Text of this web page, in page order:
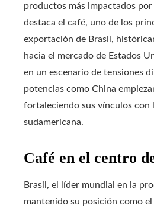
productos más impactados por
destaca el café, uno de los
exportación de Brasil,
hacia el mercado de Estados
en un escenario de tensiones
potencias como China
fortaleciendo sus vínculos con
sudamericana.
Café en el centro
Brasil, el líder mundial en la
mantenido su posición como